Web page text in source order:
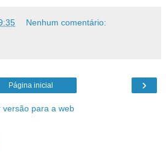
Nenhum comentário:
›
Página inicial
versão para a web